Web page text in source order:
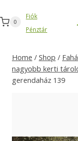
to
content
0
Fiók
Pénztár
Home / Shop /
nagyobb kerti
gerendaház 139